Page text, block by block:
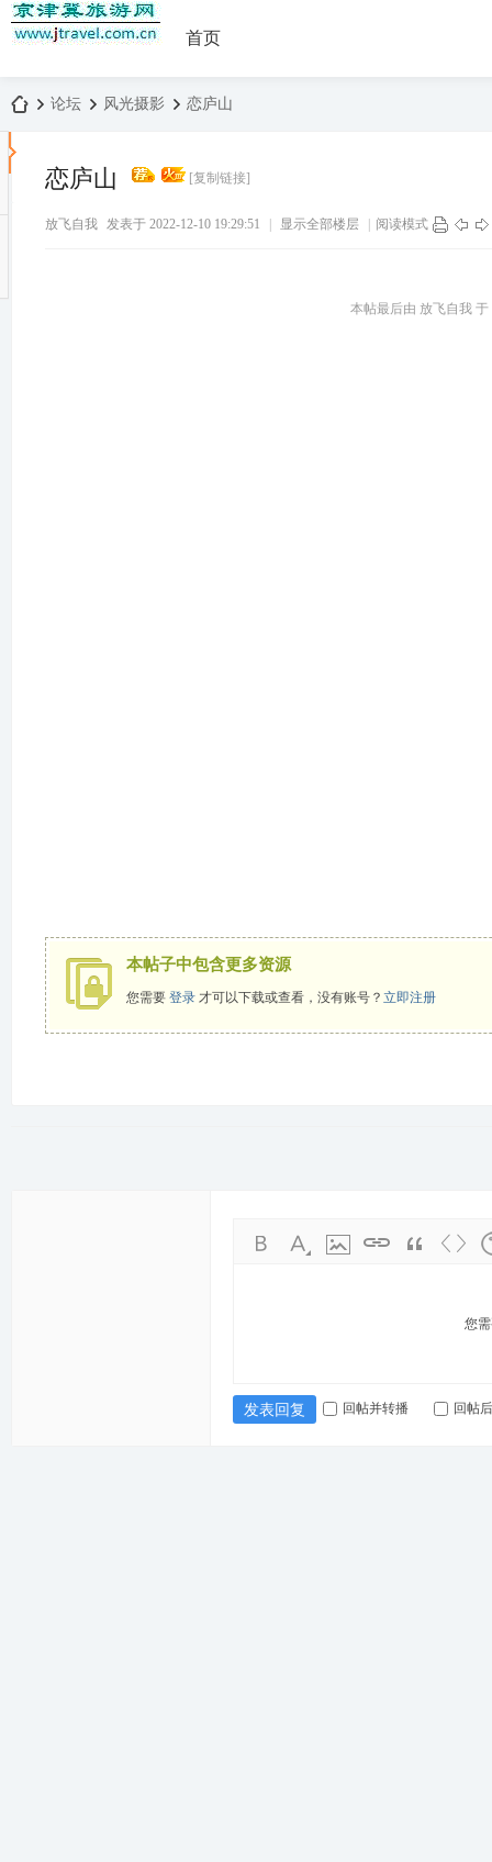
首页
论坛 风光摄影 恋庐山
恋庐山 [复制链接]
放飞自我 发表于 2022-12-10 19:29:51 显示全部楼层 阅读模式
本帖最后由 放飞自我 于
本帖子中包含更多资源
您需要 登录 才可以下载或查看，没有账号？ 立即注册
您
发表回复 回帖并转播 回帖